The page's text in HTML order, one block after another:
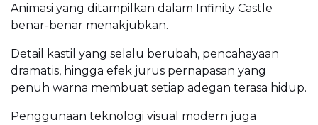
Animasi yang ditampilkan dalam Infinity Castle
benar-benar menakjubkan.
Detail kastil yang selalu berubah, pencahayaan
dramatis, hingga efek jurus pernapasan yang
penuh warna membuat setiap adegan terasa hidup.
Penggunaan teknologi visual modern juga